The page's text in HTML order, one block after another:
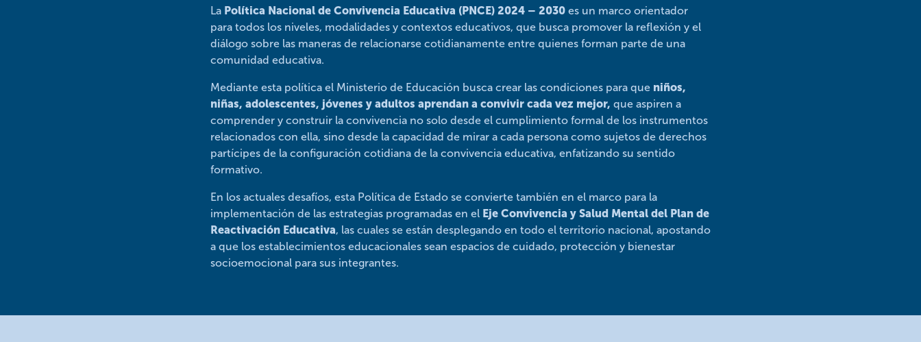
La Política Nacional de Convivencia Educativa (PNCE) 2024 – 2030 es un marco orientador
para todos los niveles, modalidades y contextos educativos, que busca promover la reflexión y el
diálogo sobre las maneras de relacionarse cotidianamente entre quienes forman parte de una
comunidad educativa.
Mediante esta política el Ministerio de Educación busca crear las condiciones para que niños,
niñas, adolescentes, jóvenes y adultos aprendan a convivir cada vez mejor, que aspiren a
comprender y construir la convivencia no solo desde el cumplimiento formal de los instrumentos
relacionados con ella, sino desde la capacidad de mirar a cada persona como sujetos de derechos
partícipes de la configuración cotidiana de la convivencia educativa, enfatizando su sentido
formativo.
En los actuales desafíos, esta Política de Estado se convierte también en el marco para la
implementación de las estrategias programadas en el Eje Convivencia y Salud Mental del Plan de
Reactivación Educativa, las cuales se están desplegando en todo el territorio nacional, apostando
a que los establecimientos educacionales sean espacios de cuidado, protección y bienestar
socioemocional para sus integrantes.